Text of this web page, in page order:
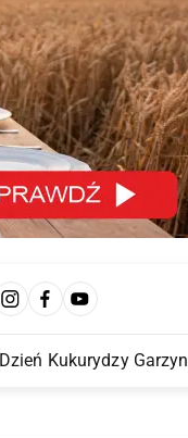
Dzień Kukurydzy Garzyn